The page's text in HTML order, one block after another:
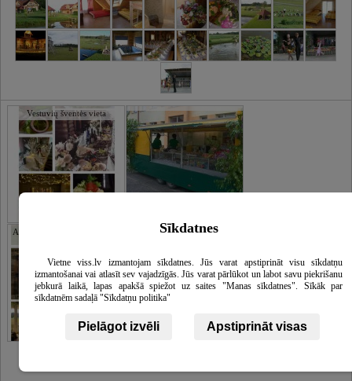
Vestuvių šventės vieta
Atostogų namelis Papardes su
Sīkdatnes
Vietne viss.lv izmantojam sīkdatnes. Jūs varat apstiprināt visu sīkdatņu
izmantošanai vai atlasīt sev vajadzīgās. Jūs varat pārlūkot un labot savu piekrišanu
jebkurā laikā, lapas apakšā spiežot uz saites "Manas sīkdatnes". Sīkāk par
sīkdatnēm sadaļā "Sīkdatņu politika"
Pielāgot izvēli Apstiprināt visas